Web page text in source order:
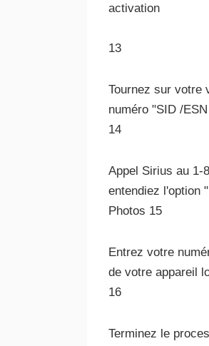
activation
13
Tournez sur votre
numéro "SID /
14
Appel Sirius au 1-
entendiez l'option
Photos 15
Entrez votre
de votre appareil
16
Terminez le